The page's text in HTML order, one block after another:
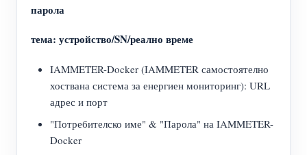
парола
тема: устройство/SN/реално време
IAMMETER-Docker (IAMMETER самостоятелно
хоствана система за енергиен мониторинг): URL
адрес и порт
"Потребителско име" & "Парола" на IAMMETER-
Docker